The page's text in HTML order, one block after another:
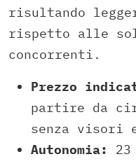
risultando
rispetto alle
concorrenti.
Prezzo
partire da
senza visori
Autonomia: